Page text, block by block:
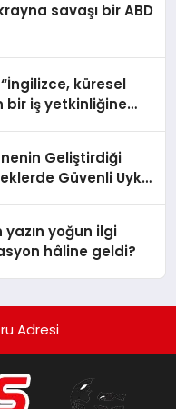
savaşı bir ABD
küresel
bir iş yetkinliğine
Geliştirdiği
Güvenli Uyku
yazın yoğun ilgi
hâline geldi?
Adresi